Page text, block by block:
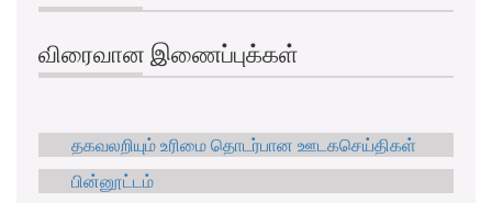
விரைவான இணைப்புக்கள்
தகவலறியும் உரிமை தொடர்பான ஊடகசெய்திகள்
பின்னூட்டம்